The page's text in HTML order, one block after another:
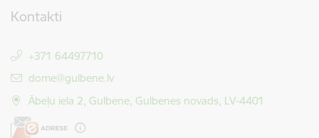
Kontakti
+371 64497710
E-pasts:
dome@gulbene.lv
Ābeļu iela 2, Gulbene, Gulbenes novads, LV-4401